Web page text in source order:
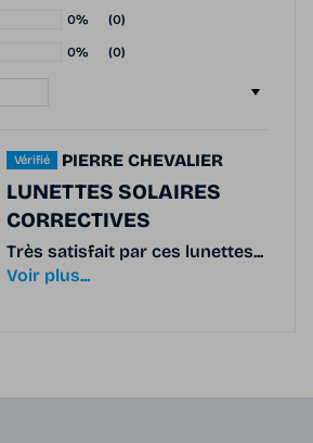
0% (0)
0% (0)
PIERRE CHEVALIER
LUNETTES SOLAIRES
CORRECTIVES
Très satisfait par ces lunettes...
Voir plus...